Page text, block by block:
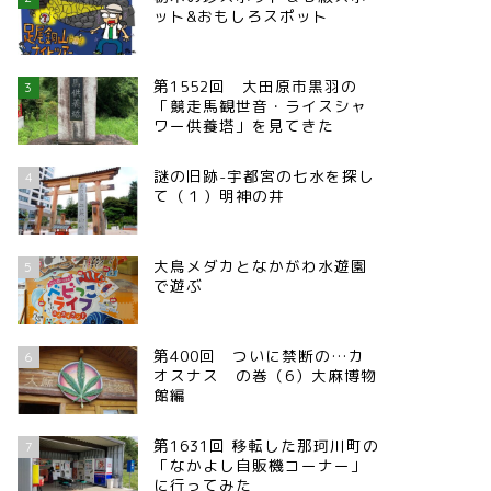
ット&おもしろスポット
3
第1552回 大田原市黒羽の
「競走馬観世音・ライスシャ
ワー供養塔」を見てきた
4
謎の旧跡-宇都宮の七水を探し
て（１）明神の井
5
大鳥メダカとなかがわ水遊園
で遊ぶ
6
第400回 ついに禁断の…カ
オスナス の巻（6）大麻博物
館編
7
第1631回 移転した那珂川町の
「なかよし自販機コーナー」
に行ってみた